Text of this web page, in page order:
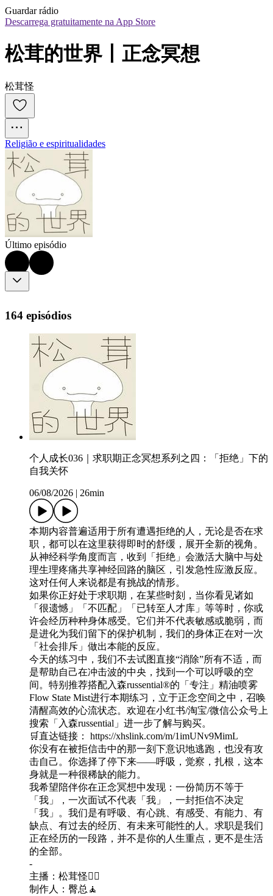
Guardar rádio
Descarrega gratuitamente na App Store
松茸的世界丨正念冥想
松茸怪
Religião e espiritualidades
Último episódio
164 episódios
个人成长036｜求职期正念冥想系列之四：「拒绝」下的
自我关怀
06/08/2026 26min
本期内容普遍适用于所有遭遇拒绝的人，无论是否在求
职，都可以在这里获得即时的舒缓，展开全新的视角。
从神经科学角度而言，收到「拒绝」会激活大脑中与处
理生理疼痛共享神经回路的脑区，引发急性应激反应。
这对任何人来说都是有挑战的情形。
如果你正好处于求职期，在某些时刻，当你看见诸如
「很遗憾」「不匹配」「已转至人才库」等等时，你或
许会经历种种身体感受。它们并不代表敏感或脆弱，而
是进化为我们留下的保护机制，我们的身体正在对一次
「社会排斥」做出本能的反应。
今天的练习中，我们不去试图直接“消除”所有不适，而
是帮助自己在冲击波的中央，找到一个可以呼吸的空
间。特别推荐搭配入森russential®️的「专注」精油喷雾
Flow State Mist进行本期练习，立于正念空间之中，召唤
清醒高效的心流状态。欢迎在小红书/淘宝/微信公众号上
搜索「入森russential」进一步了解与购买。
🛒直达链接： https://xhslink.com/m/1imUNv9MimL
你没有在被拒信击中的那一刻下意识地逃跑，也没有攻
击自己。你选择了停下来——呼吸，觉察，扎根，这本
身就是一种很稀缺的能力。
我希望陪伴你在正念冥想中发现：一份简历不等于
「我」，一次面试不代表「我」，一封拒信不决定
「我」。我们是有呼吸、有心跳、有感受、有能力、有
缺点、有过去的经历、有未来可能性的人。求职是我们
正在经历的一段路，并不是你的人生重点，更不是生活
的全部。
-
主播：松茸怪🧘‍♀️
制作人：臀总🧘